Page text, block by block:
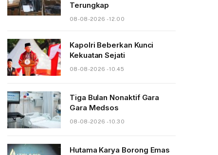
Terungkap
08-08-2026 - 12.00
Kapolri Beberkan Kunci
Kekuatan Sejati
08-08-2026 - 10.45
Tiga Bulan Nonaktif Gara
Gara Medsos
08-08-2026 - 10.30
Hutama Karya Borong Emas